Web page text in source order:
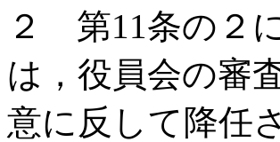
２ 第11条の２
は，役員会の審
意に反して降任